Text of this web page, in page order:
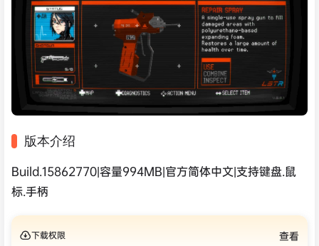
版本介绍
Build.15862770|容量994MB|官方简体中文|支持键盘.鼠
标.手柄
下载权限 查看